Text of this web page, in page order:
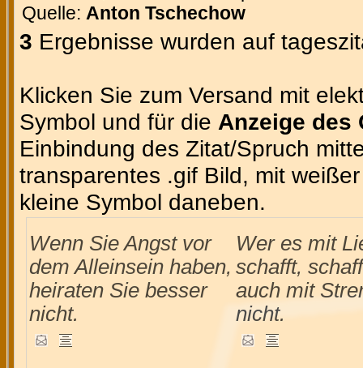
Quelle: Anton Tschechow
3 Ergebnisse wurden auf
Klicken Sie zum Versand mit
Symbol und für die Anzeige des
Einbindung des Zitat/Spruch
transparentes .gif Bild, mit
kleine Symbol daneben.
Wenn Sie Angst vor
dem Alleinsein haben,
heiraten Sie besser
nicht.
Wer es mit
schafft,
auch mit
nicht.